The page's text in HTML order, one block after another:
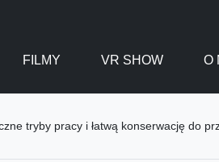
FILMY VR SHOW O
tryby pracy i łatwą konserwację do